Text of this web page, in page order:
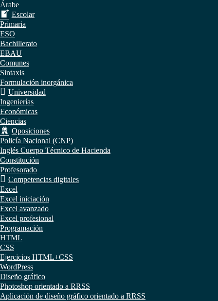
Árabe
Escolar
Primaria
ESO
Bachillerato
EBAU
Comunes
Sintaxis
Formulación inorgánica
Universidad
Ingenierías
Económicas
Ciencias
Oposiciones
Policía Nacional (CNP)
Inglés Cuerpo Técnico de Hacienda
Constitución
Profesorado
Competencias digitales
Excel
Excel iniciación
Excel avanzado
Excel profesional
Programación
HTML
CSS
Ejercicios HTML+CSS
WordPress
Diseño gráfico
Photoshop orientado a RRSS
Aplicación de diseño gráfico orientado a RRSS